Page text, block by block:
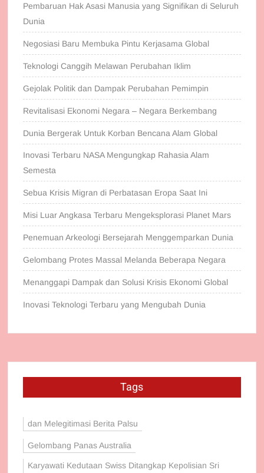
Pembaruan Hak Asasi Manusia yang Signifikan di Seluruh
Dunia
Negosiasi Baru Membuka Pintu Kerjasama Global
Teknologi Canggih Melawan Perubahan Iklim
Gejolak Politik dan Dampak Perubahan Pemimpin
Revitalisasi Ekonomi Negara – Negara Berkembang
Dunia Bergerak Untuk Korban Bencana Alam Global
Inovasi Terbaru NASA Mengungkap Rahasia Alam
Semesta
Sebua Krisis Migran di Perbatasan Eropa Saat Ini
Misi Luar Angkasa Terbaru Mengeksplorasi Planet Mars
Penemuan Arkeologi Bersejarah Menggemparkan Dunia
Gelombang Protes Massal Melanda Beberapa Negara
Menanggapi Dampak dan Solusi Krisis Ekonomi Global
Inovasi Teknologi Terbaru yang Mengubah Dunia
Tags
dan Melegitimasi Berita Palsu
Gelombang Panas Australia
Karyawati Kedutaan Swiss Ditangkap Kepolisian Sri